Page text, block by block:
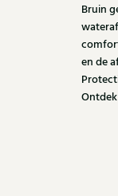
Bruin
en de